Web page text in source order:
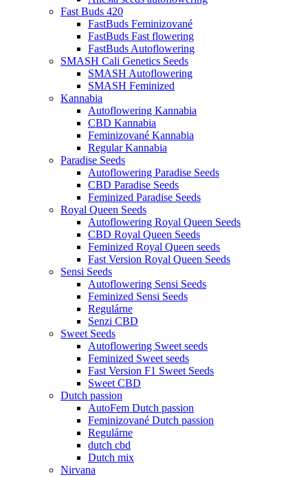
Fast Buds 420
FastBuds Feminizované
FastBuds Fast flowering
FastBuds Autoflowering
SMASH Cali Genetics Seeds
SMASH Autoflowering
SMASH Feminized
Kannabia
Autoflowering Kannabia
CBD Kannabia
Feminizované Kannabia
Regular Kannabia
Paradise Seeds
Autoflowering Paradise Seeds
CBD Paradise Seeds
Feminized Paradise Seeds
Royal Queen Seeds
Autoflowering Royal Queen Seeds
CBD Royal Queen Seeds
Feminized Royal Queen seeds
Fast Version Royal Queen Seeds
Sensi Seeds
Autoflowering Sensi Seeds
Feminized Sensi Seeds
Regulárne
Senzi CBD
Sweet Seeds
Autoflowering Sweet seeds
Feminized Sweet seeds
Fast Version F1 Sweet Seeds
Sweet CBD
Dutch passion
AutoFem Dutch passion
Feminizované Dutch passion
Regulárne
dutch cbd
Dutch mix
Nirvana